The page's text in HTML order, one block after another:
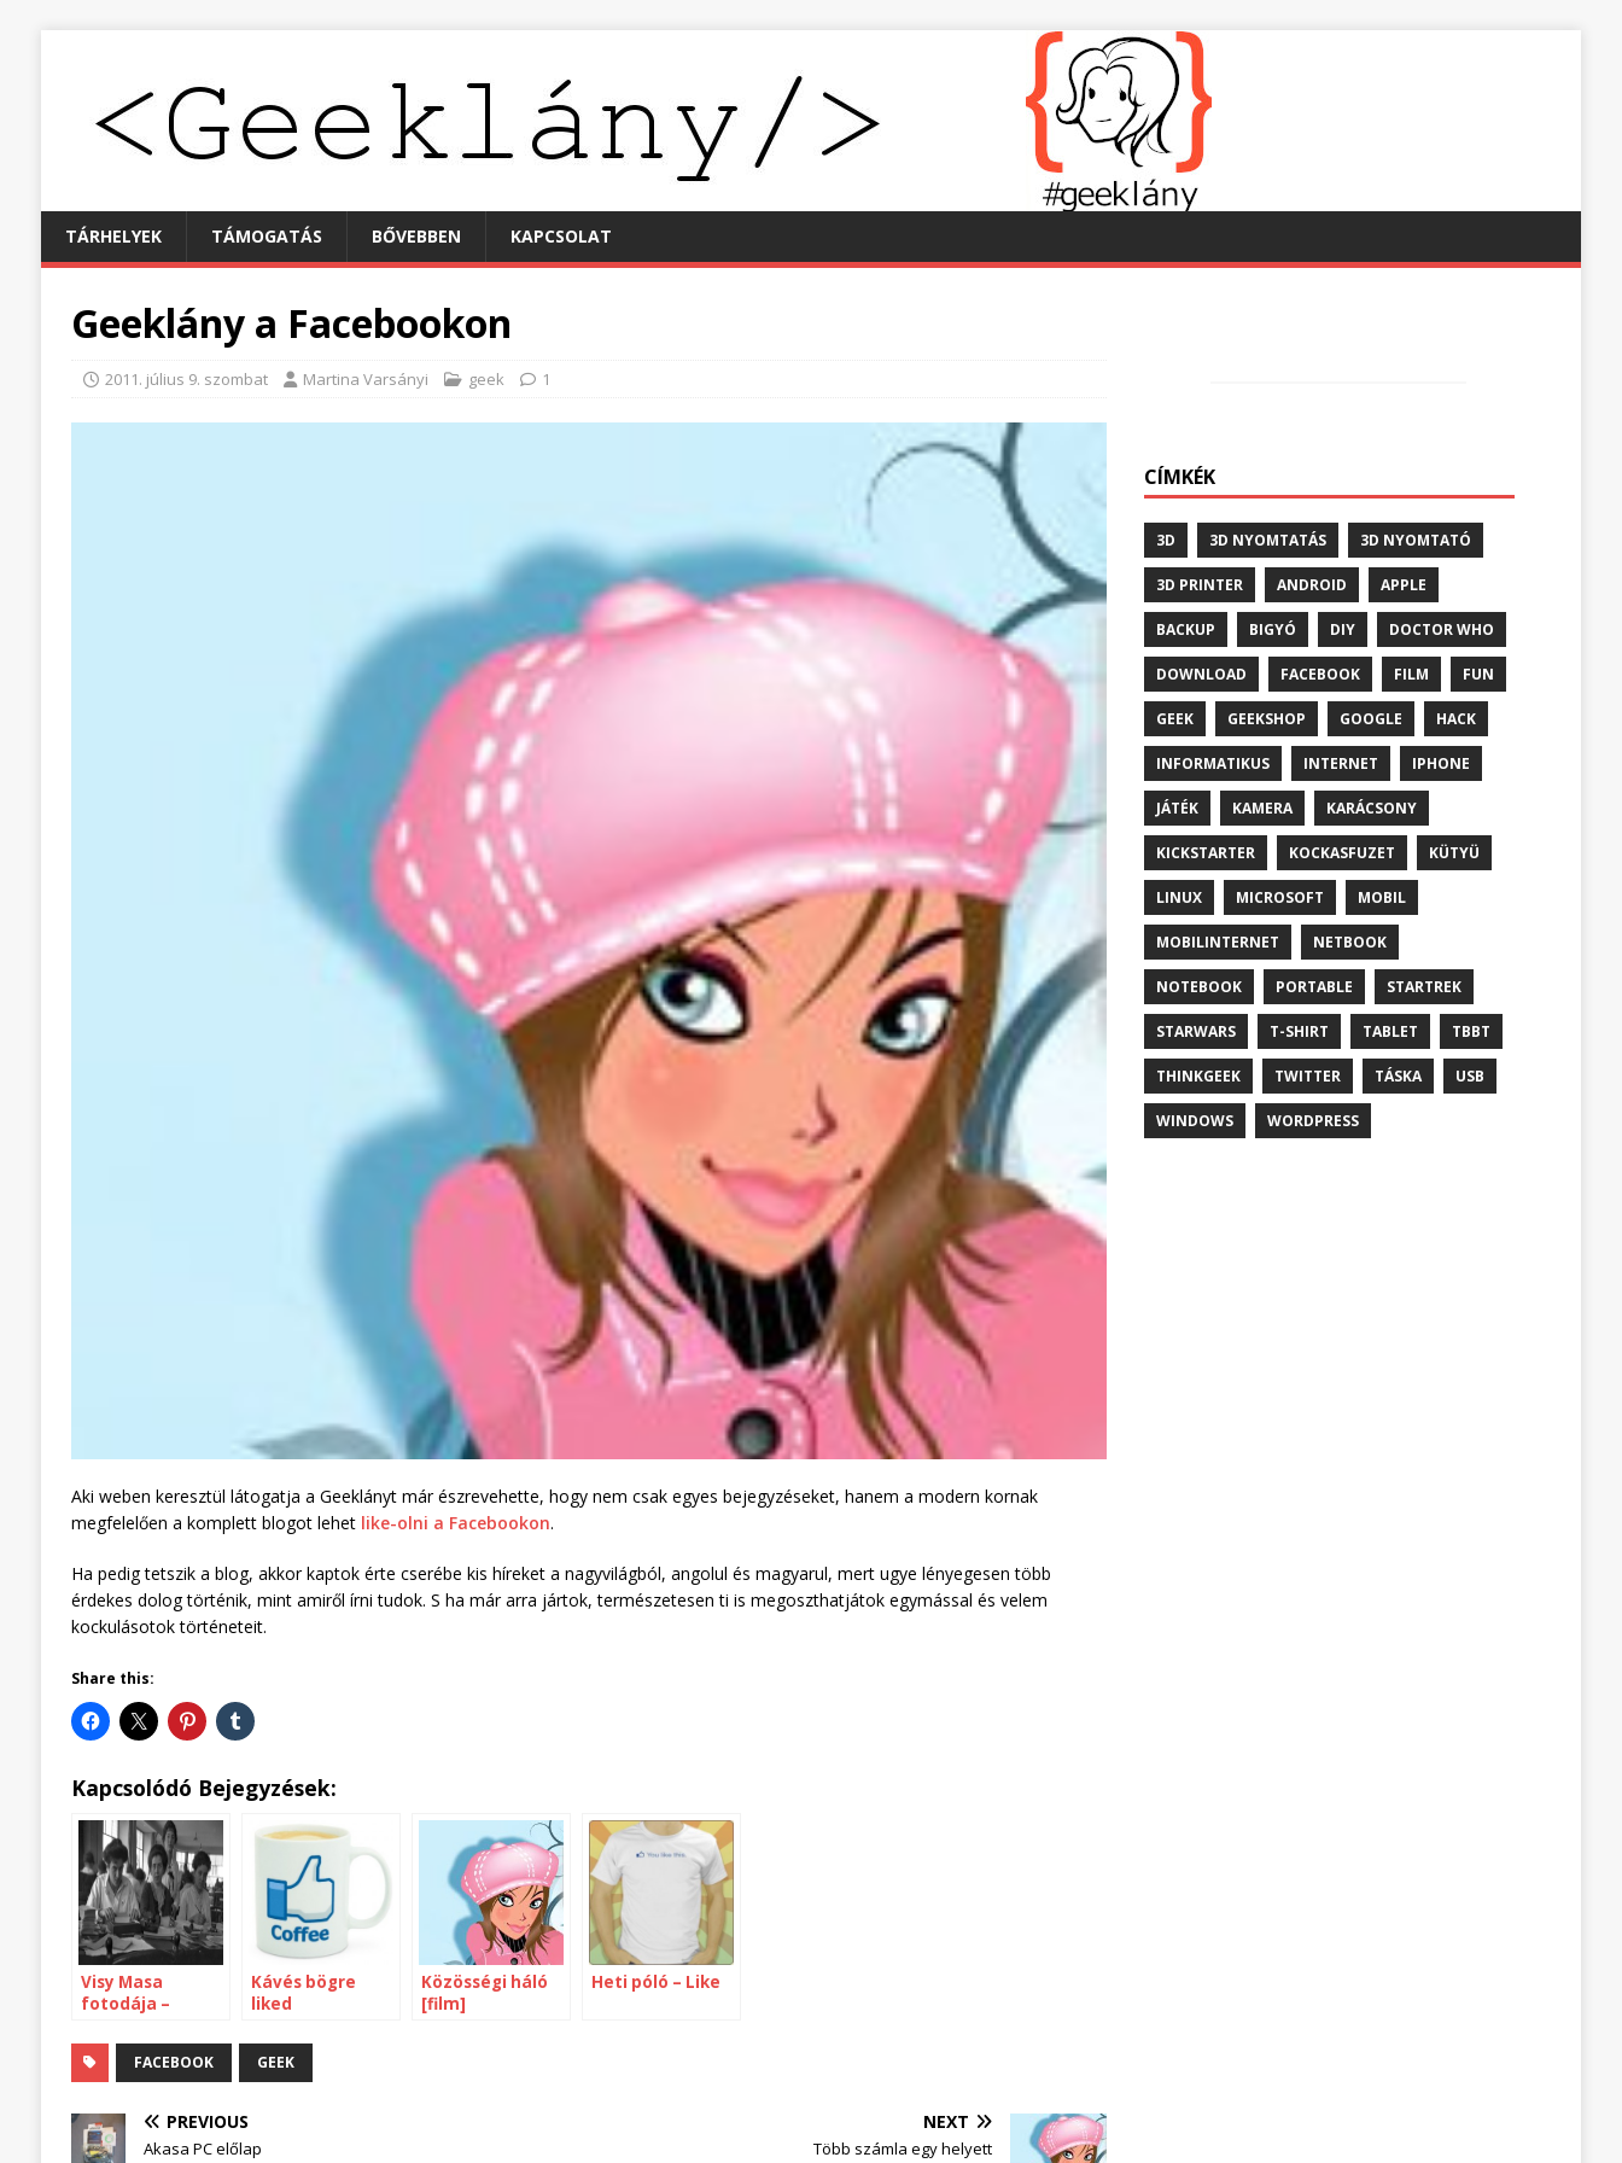
TÁRHELYEK TÁMOGATÁS BŐVEBBEN KAPCSOLAT
Geeklány a Facebookon
2011. július 9. szombat Martina Varsányi geek 1
Aki weben keresztül látogatja a Geeklányt már észrevehette, hogy nem csak egyes bejegyzéseket, hanem a modern kornak
megfelelően a komplett blogot lehet like-olni a Facebookon.
Ha pedig tetszik a blog, akkor kaptok érte cserébe kis híreket a nagyvilágból, angolul és magyarul, mert ugye lényegesen több
érdekes dolog történik, mint amiről írni tudok. S ha már arra jártok, természetesen ti is megoszthatjátok egymással és velem
kockulásotok történeteit.
Share this:
Kapcsolódó Bejegyzések:
Visy Masa
fotodája –
Kávés bögre
liked
Közösségi háló
[film]
Heti póló – Like
FACEBOOK GEEK
PREVIOUS
Akasa PC előlap
NEXT
Több számla egy helyett
CÍMKÉK
3D 3D NYOMTATÁS 3D NYOMTATÓ
3D PRINTER ANDROID APPLE
BACKUP BIGYÓ DIY DOCTOR WHO
DOWNLOAD FACEBOOK FILM FUN
GEEK GEEKSHOP GOOGLE HACK
INFORMATIKUS INTERNET IPHONE
JÁTÉK KAMERA KARÁCSONY
KICKSTARTER KOCKASFUZET KÜTYÜ
LINUX MICROSOFT MOBIL
MOBILINTERNET NETBOOK
NOTEBOOK PORTABLE STARTREK
STARWARS T-SHIRT TABLET TBBT
THINKGEEK TWITTER TÁSKA USB
WINDOWS WORDPRESS